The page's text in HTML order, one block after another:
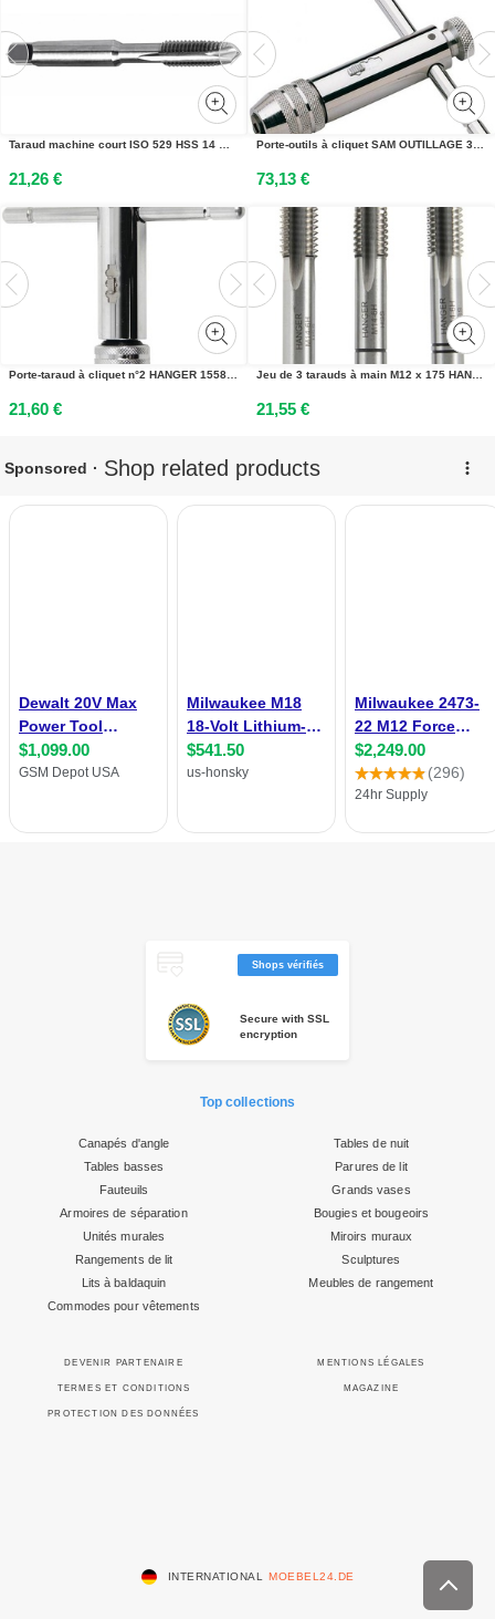
21,26 € 73,13 €
Porte-taraud à cliquet n°2 HANGER 155871
21,60 € 21,55 €
Shops vérifiés
Secure with SSL
encryption
Top collections
Canapés d'angle
Tables basses
Fauteuils
Armoires de séparation
Unités murales
Rangements de lit
Lits à baldaquin
Commodes pour vêtements
Tables de nuit
Parures de lit
Grands vases
Bougies et bougeoirs
Miroirs muraux
Sculptures
Meubles de rangement
DEVENIR PARTENAIRE
TERMES ET CONDITIONS
PROTECTION DES DONNÉES
MENTIONS LÉGALES
MAGAZINE
INTERNATIONAL MOEBEL24.DE